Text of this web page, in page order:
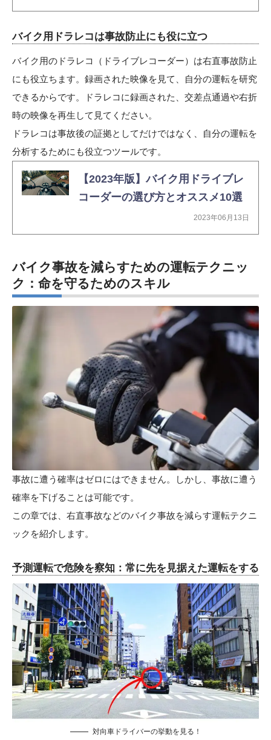
バイク用ドラレコは事故防止にも役に立つ
バイク用のドラレコ（ドライブレコーダー）は右直事故防止
にも役立ちます。録画された映像を見て、自分の運転を研究
できるからです。ドラレコに録画された、交差点通過や右折
時の映像を再生して見てください。
ドラレコは事故後の証拠としてだけではなく、自分の運転を
分析するためにも役立つツールです。
【2023年版】バイク用ドライブレ
コーダーの選び方とオススメ10選
2023年06月13日
バイク事故を減らすための運転テクニッ
ク：命を守るためのスキル
事故に遭う確率はゼロにはできません。しかし、事故に遭う
確率を下げることは可能です。
この章では、右直事故などのバイク事故を減らす運転テクニ
ックを紹介します。
予測運転で危険を察知：常に先を見据えた運転をする
対向車ドライバーの挙動を見る！